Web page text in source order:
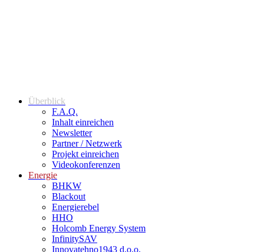
Überblick
F.A.Q.
Inhalt einreichen
Newsletter
Partner / Netzwerk
Projekt einreichen
Videokonferenzen
Energie
BHKW
Blackout
Energierebel
HHO
Holcomb Energy System
InfinitySAV
Innovatehno1943 d.o.o.